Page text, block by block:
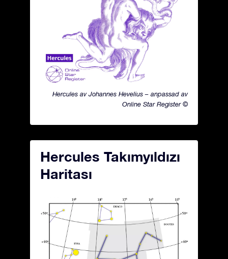
Hercules av Johannes Hevelius – anpassad av
Online Star Register ©
Hercules Takımyıldızı
Haritası